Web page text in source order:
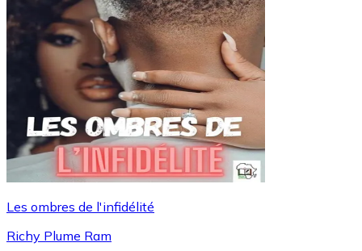
Les ombres de l'infidélité
Richy Plume Ram